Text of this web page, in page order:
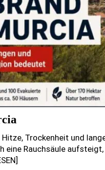
Trockenheit und
eine Rauchsäule